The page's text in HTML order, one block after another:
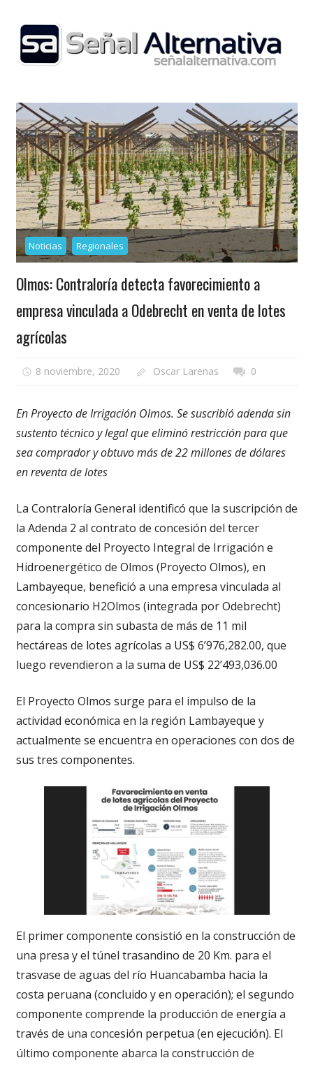
content
Noticias Regionales
Olmos: Contraloría detecta favorecimiento a
empresa vinculada a Odebrecht en venta de lotes
agrícolas
8 noviembre, 2020 Oscar Larenas 0
En Proyecto de Irrigación Olmos. Se suscribió adenda sin
sustento técnico y legal que eliminó restricción para que
sea comprador y obtuvo más de 22 millones de dólares
en reventa de lotes
La Contraloría General identificó que la suscripción de
la Adenda 2 al contrato de concesión del tercer
componente del Proyecto Integral de Irrigación e
Hidroenergético de Olmos (Proyecto Olmos), en
Lambayeque, benefició a una empresa vinculada al
concesionario H2Olmos (integrada por Odebrecht)
para la compra sin subasta de más de 11 mil
hectáreas de lotes agrícolas a US$ 6’976,282.00, que
luego revendieron a la suma de US$ 22’493,036.00
El Proyecto Olmos surge para el impulso de la
actividad económica en la región Lambayeque y
actualmente se encuentra en operaciones con dos de
sus tres componentes.
El primer componente consistió en la construcción de
una presa y el túnel trasandino de 20 Km. para el
trasvase de aguas del río Huancabamba hacia la
costa peruana (concluido y en operación); el segundo
componente comprende la producción de energía a
través de una concesión perpetua (en ejecución). El
último componente abarca la construcción de